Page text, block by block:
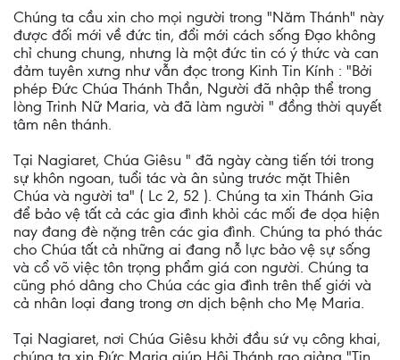
Chúng ta cầu xin cho mọi người trong "Năm Thánh" này
được đối mới về đức tin, đổi mới cách sống Đạo không
chỉ chung chung, nhưng là một đức tin có ý thức và can
đảm tuyên xưng như vẫn đọc trong Kinh Tin Kính : "Bởi
phép Đức Chúa Thánh Thần, Người đã nhập thể trong
lòng Trinh Nữ Maria, và đã làm người " đồng thời quyết
tâm nên thánh.
Tại Nagiaret, Chúa Giêsu " đã ngày càng tiến tới trong
sự khôn ngoan, tuổi tác và ân sủng trước mặt Thiên
Chúa và người ta" ( Lc 2, 52 ). Chúng ta xin Thánh Gia
để bảo vệ tất cả các gia đình khỏi các mối đe dọa hiện
nay đang đè nặng trên các gia đình. Chúng ta phó thác
cho Chúa tất cả những ai đang nỗ lực bảo vệ sự sống
và cổ võ việc tôn trọng phẩm giá con người. Chúng ta
cũng phó dâng cho Chúa các gia đình trên thế giới và
cả nhân loại đang trong ơn dịch bệnh cho Mẹ Maria.
Tại Nagiaret, nơi Chúa Giêsu khởi đầu sứ vụ công khai,
chúng ta xin Đức Maria giúp Hội Thánh rao giảng "Tin